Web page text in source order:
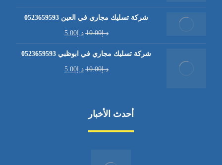
شركة تسليك مجاري في العين 0523659593
د.إ10.00 د.إ5.00
شركة تسليك مجاري في ابوظبي 0523659593
د.إ10.00 د.إ5.00
أحدث الأخبار